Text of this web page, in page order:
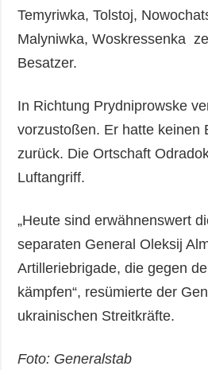
Temyriwka, Tolstoj,
Malyniwka, Woskressenka
Besatzer.
In Richtung Prydniprowske
vorzustoßen. Er hatte keinen
zurück. Die Ortschaft
Luftangriff.
„Heute sind erwähnenswert
separaten General Oleksij
Artilleriebrigade, die gegen
kämpfen“, resümierte der
ukrainischen Streitkräfte.
Foto: Generalstab